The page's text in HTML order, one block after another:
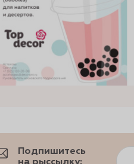
Подпишитесь